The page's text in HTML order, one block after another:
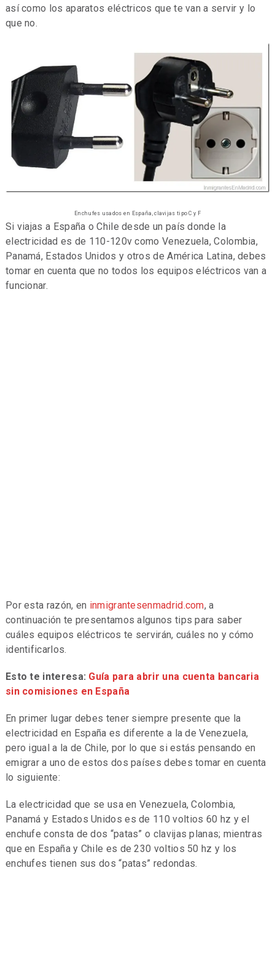
así como los aparatos eléctricos que te van a servir y lo
que no.
Enchufes usados en España, clavijas tipo C y F
Si viajas a España o Chile desde un país donde la
electricidad es de 110-120v como Venezuela, Colombia,
Panamá, Estados Unidos y otros de América Latina, debes
tomar en cuenta que no todos los equipos eléctricos van a
funcionar.
Por esta razón, en inmigrantesenmadrid.com, a
continuación te presentamos algunos tips para saber
cuáles equipos eléctricos te servirán, cuáles no y cómo
identificarlos.
Esto te interesa: Guía para abrir una cuenta bancaria
sin comisiones en España
En primer lugar debes tener siempre presente que la
electricidad en España es diferente a la de Venezuela,
pero igual a la de Chile, por lo que si estás pensando en
emigrar a uno de estos dos países debes tomar en cuenta
lo siguiente:
La electricidad que se usa en Venezuela, Colombia,
Panamá y Estados Unidos es de 110 voltios 60 hz y el
enchufe consta de dos “patas” o clavijas planas; mientras
que en España y Chile es de 230 voltios 50 hz y los
enchufes tienen sus dos “patas” redondas.